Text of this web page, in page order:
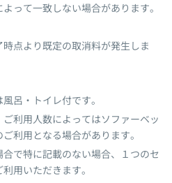
って一致しない場合があります。
点より既定の取消料が発生しま
呂・トイレ付です。
利用人数によってはソファーベッ
利用となる場合があります。
で特に記載のない場合、１つのセ
用いただきます。